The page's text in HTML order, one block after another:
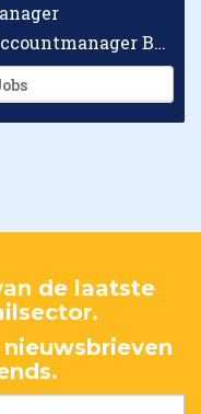
Checkpoint Systems Key Accountmanager Benelux
de laatste